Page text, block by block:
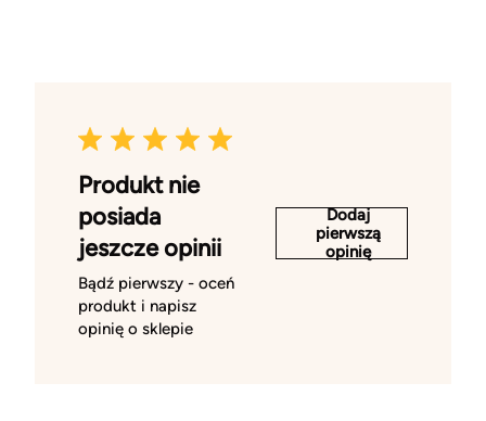
Produkt nie
posiada
jeszcze opinii
Bądź pierwszy - oceń
produkt i napisz
opinię o sklepie
Dodaj
pierwszą
opinię